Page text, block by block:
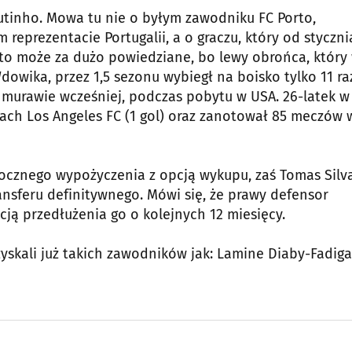
Mowa tu nie o byłym zawodniku FC Porto,
Portugalii, a o graczu, który od
to może za dużo powiedziane, bo lewy obrońca, który
przez 1,5 sezonu wybiegł na boisko tylko 11
wcześniej, podczas pobytu w USA. 26-latek w
Los Angeles FC (1 gol) oraz zanotował 85 meczów
wypożyczenia z opcją wykupu, zaś Tomas
definitywnego. Mówi się, że prawy defensor
przedłużenia go o kolejnych 12 miesięcy.
już takich zawodników jak: Lamine Diaby-